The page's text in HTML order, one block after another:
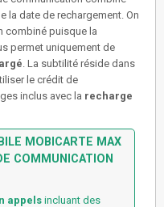
la date de rechargement. On
combiné puisque la
permet uniquement de
. La subtilité réside dans
le crédit de
inclus avec la recharge
MOBICARTE MAX
COMMUNICATION
appels incluant des